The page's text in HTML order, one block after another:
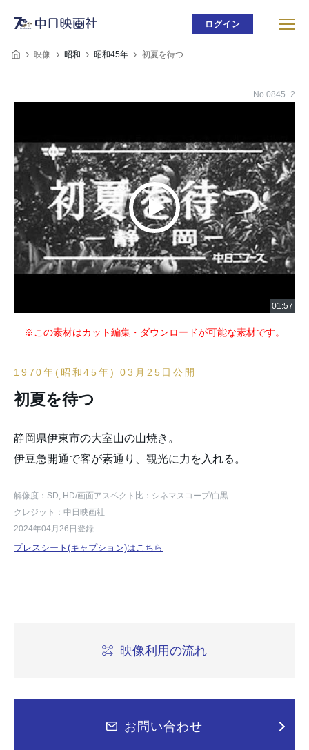
ログイン
映像 昭和 昭和45年 初夏を待つ
No.0845_2
※この素材はカット編集・ダウンロードが可能な素材です。
1970年(昭和45年) 03月25日公開
初夏を待つ
静岡県伊東市の大室山の山焼き。
伊豆急開通で客が素通り、観光に力を入れる。
解像度：SD, HD/画面アスペクト比：シネマスコープ/白黒
クレジット：中日映画社
2024年04月26日登録
プレスシート(キャプション)はこちら
映像利用の流れ
お問い合わせ